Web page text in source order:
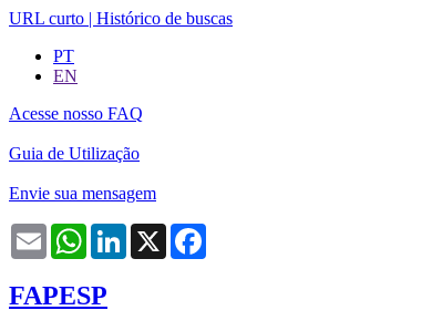
URL curto | Histórico de buscas
PT
EN
Acesse nosso FAQ
Guia de Utilização
Envie sua mensagem
Email WhatsAppLinkedIn
X
FAPESP